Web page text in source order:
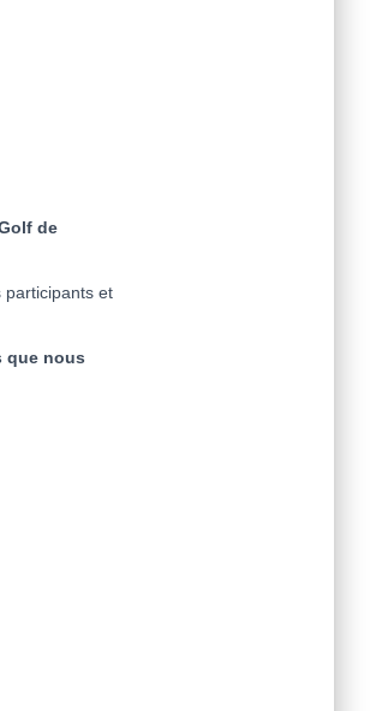
de
participants et
que nous